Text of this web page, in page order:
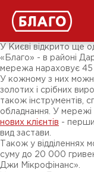
ЗМІ про нас
Підписники соц-
Ярмарки
У Києві відкрито ще
«Благо» - в районі
мережа нараховує 45
У кожному з них
золотих і срібних
також інструментів,
обладнання. У мережі
нових клієнтів -
вид застави.
Також у відділеннях
суму до 20 000
Джи Мікрофінанс».